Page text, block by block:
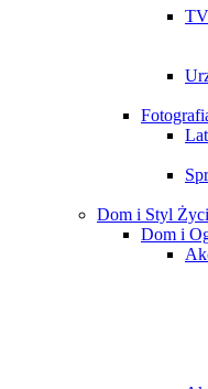
Dom i Styl
Dom i